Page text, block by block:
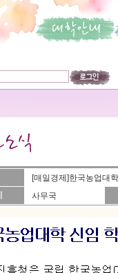
[매일경제]한국농업대
사무국